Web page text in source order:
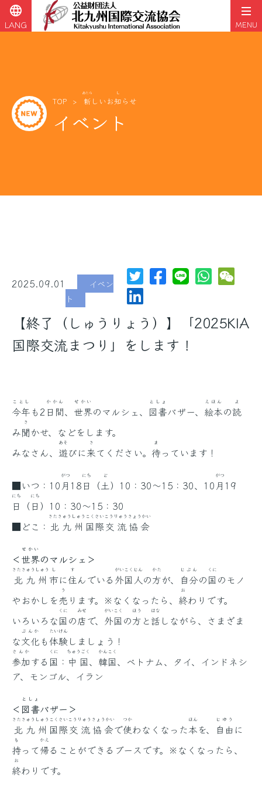
language
LANG MENU
TOP 新
あたら
しいお知
し
らせ
イベント
2025.09.01
イベン
ト
【終了（しゅうりょう）】「2025KIA
国際交流まつり」をします！
今年
ことし
も2 日間
かかん
、 世界
せかい
のマルシェ、 図書
としょ
バザー、 絵本
えほん
の読
よ
み聞
き
かせ、などをします。
みなさん、 遊
あそ
びに来
き
てください。 待
ま
っています！
■いつ：10月
がつ
18日
にち
（土
ど
）10：30～15：30、10月
がつ
19
日
にち
（日
にち
）10：30～15：30
■どこ： 北九州
きたきゅうしゅう
国際
こくさい
交流
こうりゅう
協会
きょうかい
＜世界
せかい
のマルシェ＞
北九州
きたきゅうしゅう
市
し
に住
す
んでいる 外国
がいこく
人
じん
の方
かた
が、 自分
じぶん
の国
くに
のモノ
やおかしを売
う
ります。※なくなったら、 終
お
わりです。
いろいろな国
くに
の店
みせ
で、 外国
がいこく
の方
ほう
と話
はな
しながら、さまざま
な文化
ぶんか
も体験
たいけん
しましょう！
参加
さんか
する 国
くに
： 中国
ちゅうごく
、 韓国
かんこく
、ベトナム、タイ、インドネシ
ア、モンゴル、イラン
＜図書
としょ
バザー＞
北九州
きたきゅうしゅう
国際
こくさい
交流
こうりゅう
協会
きょうかい
で使
つか
わなくなった本
ほん
を、 自由
じゆう
に
持
も
って帰
かえ
ることができるブースです。※なくなったら、
終
お
わりです。